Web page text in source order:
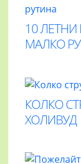
10
МАЛКО
КОЛКО
ХОЛИВУД